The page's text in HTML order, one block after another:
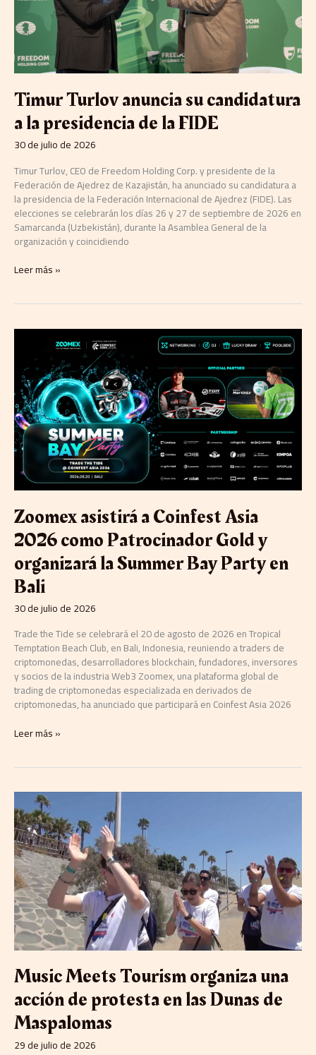
Timur Turlov anuncia su candidatura
a la presidencia de la FIDE
30 de julio de 2026
Timur Turlov, CEO de Freedom Holding Corp. y presidente de la
Federación de Ajedrez de Kazajistán, ha anunciado su candidatura a
la presidencia de la Federación Internacional de Ajedrez (FIDE). Las
elecciones se celebrarán los días 26 y 27 de septiembre de 2026 en
Samarcanda (Uzbekistán), durante la Asamblea General de la
organización y coincidiendo
FIDE
Leer más »
Zoomex asistirá a Coinfest Asia
2026 como Patrocinador Gold y
organizará la Summer Bay Party en
Bali
30 de julio de 2026
Trade the Tide se celebrará el 20 de agosto de 2026 en Tropical
Temptation Beach Club, en Bali, Indonesia, reuniendo a traders de
criptomonedas, desarrolladores blockchain, fundadores, inversores
y socios de la industria Web3 Zoomex, una plataforma global de
trading de criptomonedas especializada en derivados de
criptomonedas, ha anunciado que participará en Coinfest Asia 2026
Zoomex
Coinfest
Asia
2026
como
Patrocinador
Gold
organizará
la
Bay
Party
en
Bali
Leer más »
Music Meets Tourism organiza una
acción de protesta en las Dunas de
Maspalomas
29 de julio de 2026
Music
Meets
Tourism
organiza
una
acción
de
protesta
en
las
Dunas
de
Maspalomas